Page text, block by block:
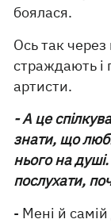
боялася.
Ось так через
страждають і
артисти.
- А це
знати, що
нього на
послухати,
- Мені й